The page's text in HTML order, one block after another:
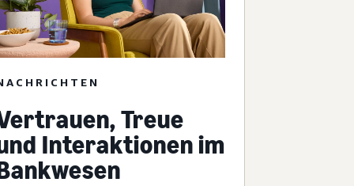
Treue
Interaktionen im